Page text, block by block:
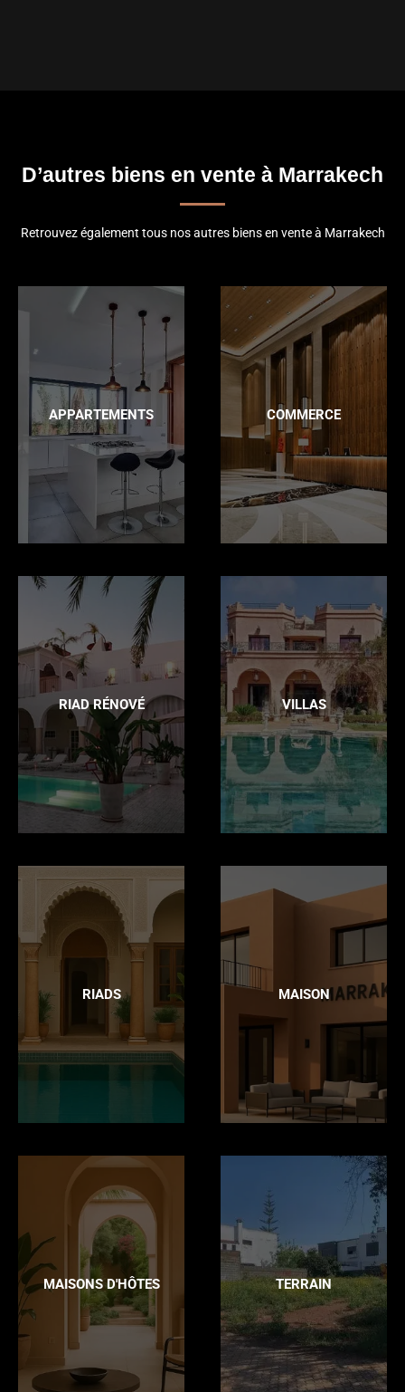
D’autres biens en vente à Marrakech
Retrouvez également tous nos autres biens en vente à Marrakech
APPARTEMENTS COMMERCE
RIAD RÉNOVÉ VILLAS
RIADS MAISON
MAISONS D'HÔTES TERRAIN